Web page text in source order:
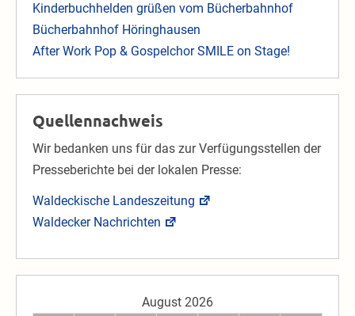
Kinderbuchhelden grüßen vom Bücherbahnhof
Bücherbahnhof Höringhausen
After Work Pop & Gospelchor SMILE on Stage!
Quellennachweis
Wir bedanken uns für das zur Verfügungsstellen der
Presseberichte bei der lokalen Presse:
Waldeckische Landeszeitung
Waldecker Nachrichten
August 2026